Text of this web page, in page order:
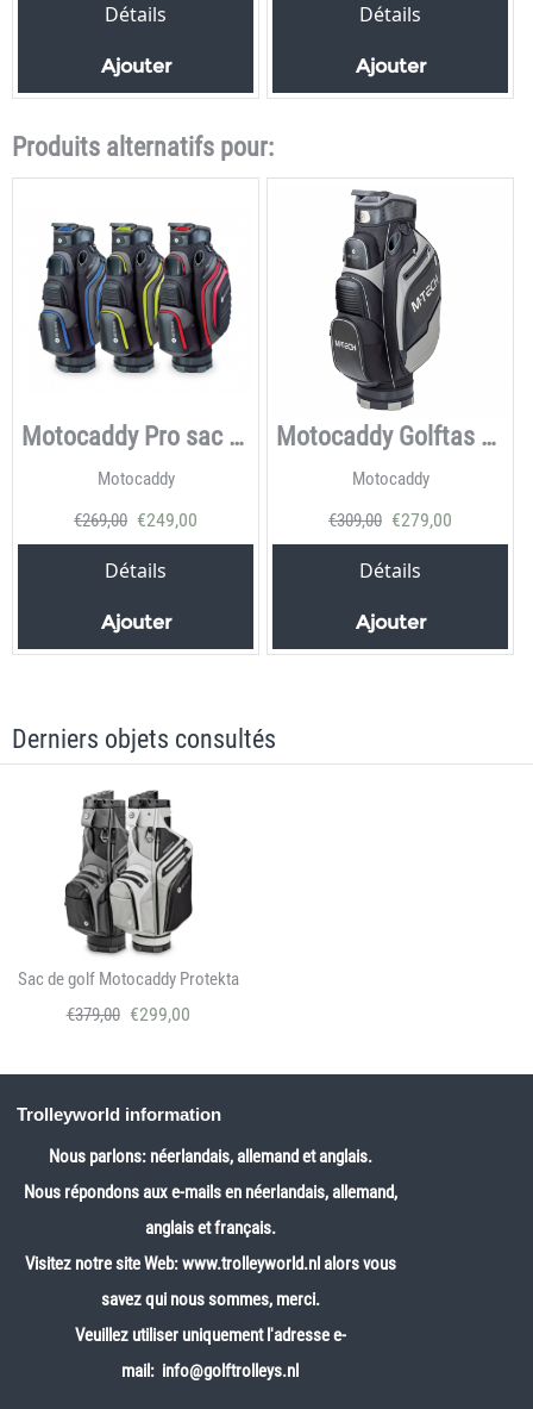
Détails
Ajouter
Détails
Ajouter
Produits alternatifs pour:
Motocaddy Pro sac de golf
Motocaddy
€269,00 €249,00
Détails
Ajouter
Motocaddy Golftas M-Tech
Motocaddy
€309,00 €279,00
Détails
Ajouter
Derniers objets consultés
Sac de golf Motocaddy Protekta
€379,00 €299,00
Trolleyworld information
Nous parlons: néerlandais, allemand et anglais.
Nous répondons aux e-mails en néerlandais, allemand,
anglais et français.
Visitez notre site Web:www.trolleyworld.nlalors vous
savez qui nous sommes, merci.
Veuillez utiliser uniquement l'adresse e-
mail: info@golftrolleys.nl